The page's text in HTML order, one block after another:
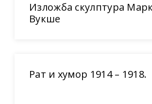
Изложба скулптура
Вукше
Рат и хумор 1914 – 1918.